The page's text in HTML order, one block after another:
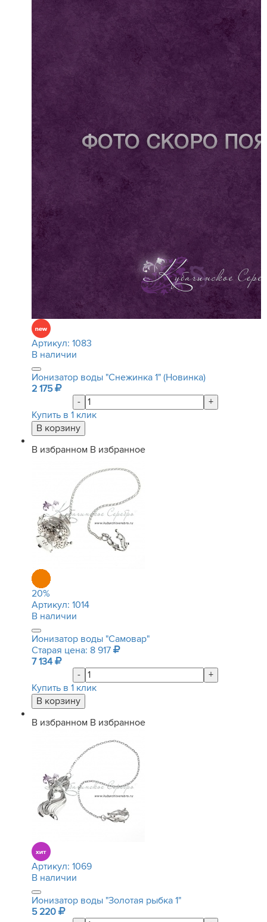
Артикул: 1083
В наличии
Ионизатор воды "Снежинка 1" (Новинка)
2 175
-
+
Купить в 1 клик
В избранном В избранное
20%
Артикул: 1014
В наличии
Ионизатор воды "Самовар"
Старая цена: 8 917
7 134
-
+
Купить в 1 клик
В избранном В избранное
Артикул: 1069
В наличии
Ионизатор воды "Золотая рыбка 1"
5 220